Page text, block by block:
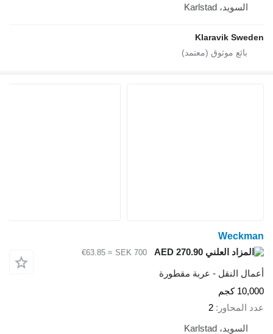
السويد، Karlstad
Klaravik Sweden
Weckman
SEK 700
≈ €63.85
أعمال النقل - عربة مقطورة
10,000 كجم
عدد المحاور
2
السويد، Karlstad